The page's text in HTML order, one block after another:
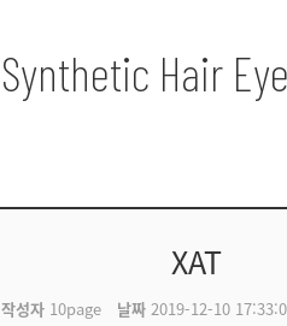
Synthetic Hair
XAT
작성자10page 날짜2019-12-10